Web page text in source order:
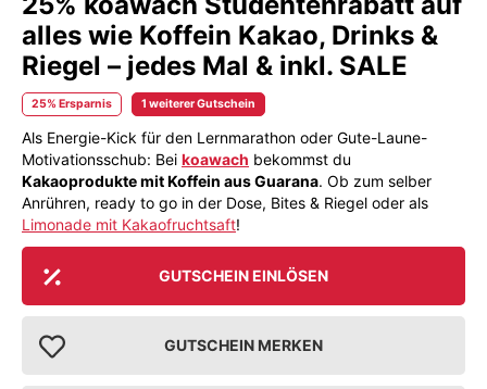
alles wie Koffein Kakao, Drinks &
Riegel – jedes Mal & inkl. SALE
25% Ersparnis 1 weiterer Gutschein
Als Energie-Kick für den Lernmarathon oder Gute-Laune-
Motivationsschub: Bei koawach bekommst du
Kakaoprodukte mit Koffein aus Guarana. Ob zum selber
Anrühren, ready to go in der Dose, Bites & Riegel oder als
Limonade mit Kakaofruchtsaft!
GUTSCHEIN EINLÖSEN
GUTSCHEIN MERKEN